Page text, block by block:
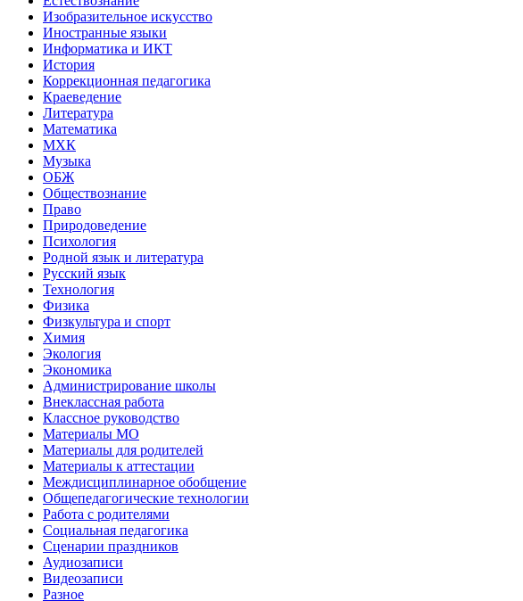
Изобразительное искусство
Иностранные языки
Информатика и ИКТ
История
Коррекционная педагогика
Краеведение
Литература
Математика
МХК
Музыка
ОБЖ
Обществознание
Право
Природоведение
Психология
Родной язык и литература
Русский язык
Технология
Физика
Физкультура и спорт
Химия
Экология
Экономика
Администрирование школы
Внеклассная работа
Классное руководство
Материалы МО
Материалы для родителей
Материалы к аттестации
Междисциплинарное обобщение
Общепедагогические технологии
Работа с родителями
Социальная педагогика
Сценарии праздников
Аудиозаписи
Видеозаписи
Разное